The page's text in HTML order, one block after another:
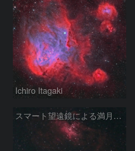
Ichiro Itagaki
スマート望遠鏡による満月下の星雲（M16,NGC6960）